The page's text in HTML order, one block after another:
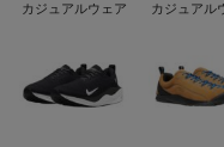
カジュアルウェア
カジュアル